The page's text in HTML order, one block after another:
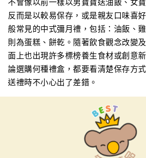
不會像以前一樣以男寶寶送油飯、女
反而是以較易保存，或是親友口味喜
般常見的中式彌月禮，包括：油飯、
則為蛋糕、餅乾。隨著飲食觀念改變
面上也出現許多標榜養生食材或創意
論選購何種禮盒，都要看清楚保存方
送禮時不小心出了差錯。